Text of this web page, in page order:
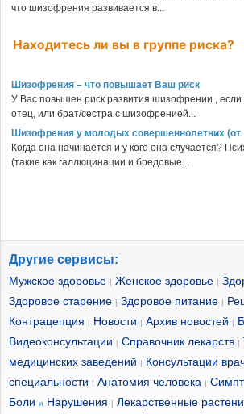
что шизофрения развивается в...
Находитесь ли вы в группе риска?
Шизофрения – что повышает Ваш риск
У Вас повышен риск развития шизофрении , если
отец, или брат/сестра с шизофренией...
Шизофрения у молодых совершеннолетних (от
Когда она начинается и у кого она случается?
(такие как галлюцинации и бредовые...
Другие сервисы:
Мужское здоровье | Женское здоровье |
Здоровое старение | Здоровое питание |
Контрацепция | Новости | Архив новостей |
Видеоконсультации | Справочник лекарств |
медицинских заведений | Консультации
специальности | Анатомия человека |
Боли и Нарушения | Лекарственные